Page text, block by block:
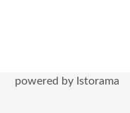
powered by Istorama